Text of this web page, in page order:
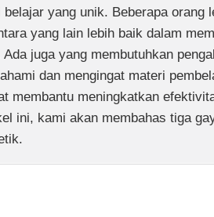
yang unik. Beberapa orang
yang lain lebih baik dalam
juga yang membutuhkan
dan mengingat materi
membantu meningkatkan
ini, kami akan membahas tiga